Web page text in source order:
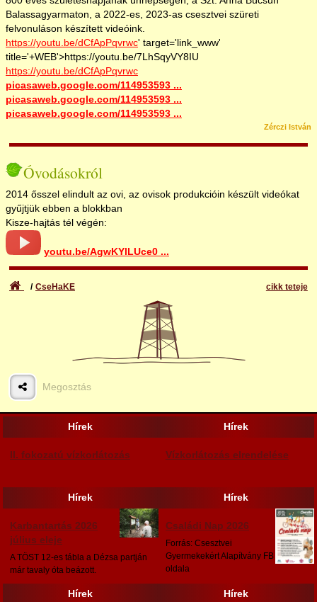
Balassagyarmaton, a 2022-es, 2023-as csesztvei szüreti
felvonuláson készített videóink.
https://youtu.be/dCfApPqvrwc' target='link_www'
title='+WEB'>https://youtu.be/7LhSqyVY8IU
https://youtu.be/dCfApPqvrwc
picasaweb.google.com/114953593 ...
picasaweb.google.com/114953593 ...
picasaweb.google.com/114953593 ...
Zérczi István
Óvodásokról
2014 ősszel elindult az ovi, az ovisok produkcióin készült videókat
gyűjtjük ebben a blokkban
Kisze-hajtás tél végén:
youtu.be/AgwKYlLUce0 ...
cikk teteje
CseHaKE
Megosztás
Hírek
II. fokozatú vízkorlátozás
Hírek
Vízkorlátozás elrendelése
Hírek
Karbantartás 2026
július eleje
A TÖST 12-es tábla a Dézsa partján
már tavaly óta beázott.
Hírek
Családi Nap 2026
Forrás: Csesztvei
Gyermekekért Alapítvány FB
oldala
Hírek Hírek